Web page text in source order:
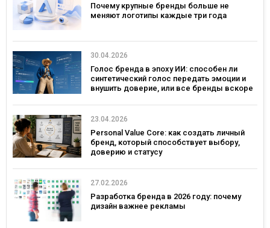
Почему крупные бренды больше не
меняют логотипы каждые три года
30.04.2026
Голос бренда в эпоху ИИ: способен ли
синтетический голос передать эмоции и
внушить доверие, или все бренды вскоре
23.04.2026
Personal Value Core: как создать личный
бренд, который способствует выбору,
доверию и статусу
27.02.2026
Разработка бренда в 2026 году: почему
дизайн важнее рекламы